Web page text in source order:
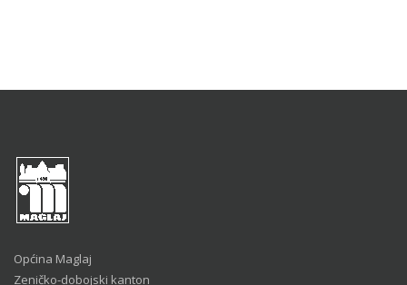
Općina Maglaj
Zeničko-dobojski kanton